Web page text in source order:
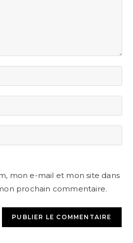
mon e-mail et mon site dans
prochain commentaire.